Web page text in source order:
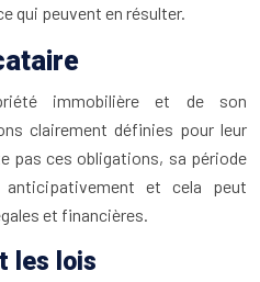
qui peuvent en résulter.
immobilière et de son
clairement définies pour leur
pas ces obligations, sa période
anticipativement et cela peut
et financières.
les lois